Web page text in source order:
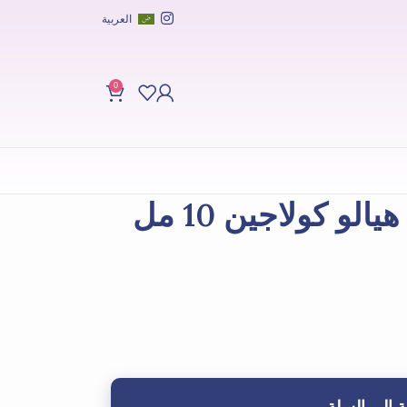
العربية
0
كولاجين 10 مل